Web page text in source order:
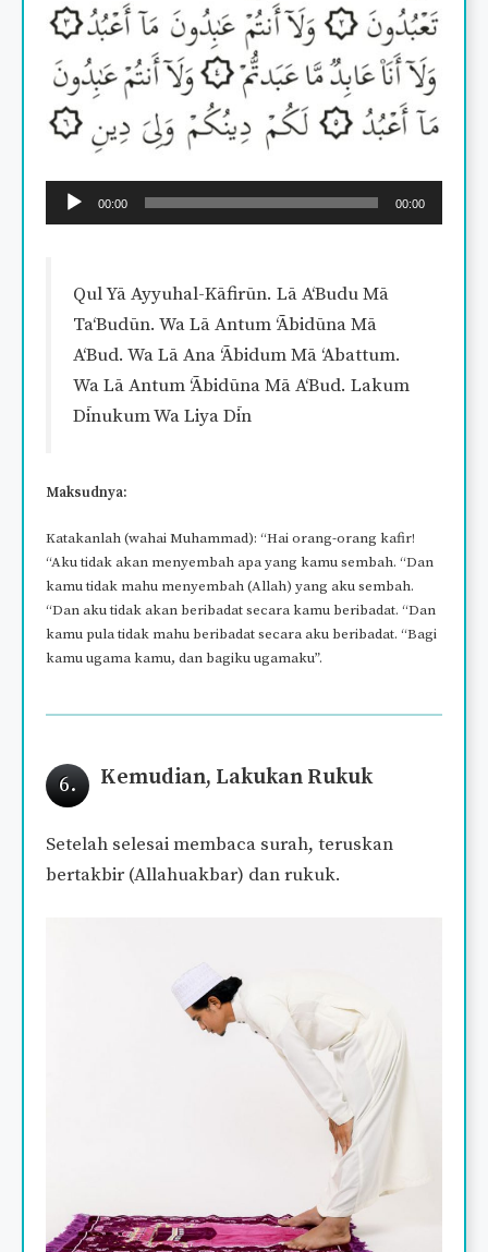
Audio
Player
00:00 00:00
Qul Yā Ayyuhal-Kāfirūn. Lā A‘Budu Mā
Ta‘Budūn. Wa Lā Antum ‘Ābidūna Mā
A‘Bud. Wa Lā Ana ‘Ābidum Mā ‘Abattum.
Wa Lā Antum ‘Ābidūna Mā A‘Bud. Lakum
Dīnukum Wa Liya Dīn
Maksudnya:
Katakanlah (wahai Muhammad): “Hai orang-orang kafir!
“Aku tidak akan menyembah apa yang kamu sembah. “Dan
kamu tidak mahu menyembah (Allah) yang aku sembah.
“Dan aku tidak akan beribadat secara kamu beribadat. “Dan
kamu pula tidak mahu beribadat secara aku beribadat. “Bagi
kamu ugama kamu, dan bagiku ugamaku”.
6. Kemudian, Lakukan Rukuk
Setelah selesai membaca surah, teruskan
bertakbir (Allahuakbar) dan rukuk.